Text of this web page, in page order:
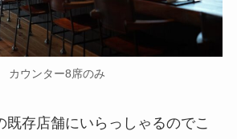
カウンター8席のみ
既存店舗にいらっしゃるのでこ